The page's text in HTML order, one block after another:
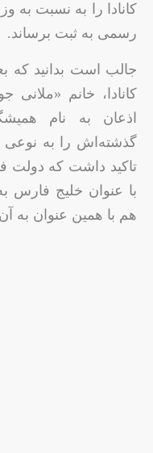
کانادا را به نسبت به
رسمی به ثبت برساند.
جالب است بدانید که
کانادا، خانم
اذعان به نام
گذشته‌اش را به
تاکید داشت که دولت
با عنوان خلیج
هم با همین عنوان به